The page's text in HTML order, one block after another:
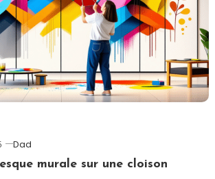
Dad
murale sur une cloison